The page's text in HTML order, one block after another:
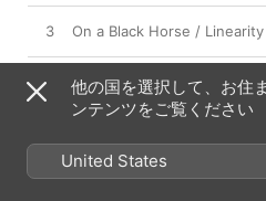
3 On a Black Horse / Linearity
4 A Child Is Born
6 Southern Lullaby
他の国を選択して、お住
ンテンツをご覧ください
United States